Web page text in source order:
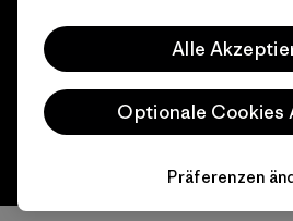
Deutsch
Alle
Optionale Cookies
Präferenzen